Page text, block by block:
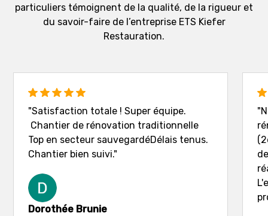
particuliers témoignent de la qualité, de la rigueur et
du savoir-faire de l’entreprise ETS Kiefer
Restauration.
"Satisfaction totale ! Super équipe.
Chantier de rénovation traditionnelle
Top en secteur sauvegardéDélais tenus.
Chantier bien suivi."
Dorothée Brunie